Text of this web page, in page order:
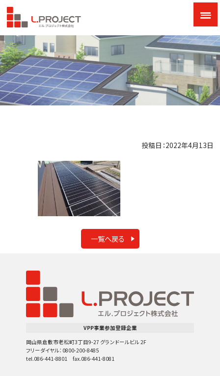
投稿日：2022年4月13日
一覧へ戻る
VPP事業参加登録企業
岡山県倉敷市老松町3丁目9-27 グランドールビル 2F
フリーダイヤル：0800-200-8485
tel.086-441-8801 fax.086-441-8081